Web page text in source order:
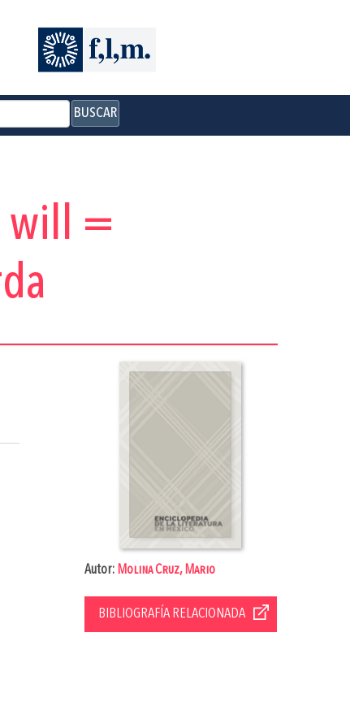
BUSCAR
will =
Autor: Molina Cruz, Mario
BIBLIOGRAFÍA RELACIONADA